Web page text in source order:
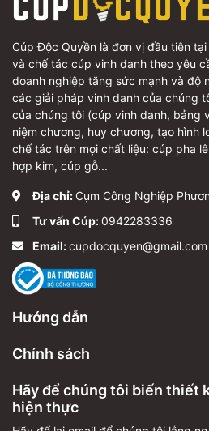
Cúp Độc Quyền là đơn vị đầu tiên
và chế tác cúp vinh danh theo yêu
doanh nghiệp tăng sức mạnh và độ
các giải pháp vinh danh của chúng
của chúng tôi (cúp vinh danh, bảng
niệm chương, huy chương, tạo hình
chế tác trên mọi chất liệu: cúp pha
hợp kim, cúp gỗ...
Địa chỉ: Cụm Công Nghiệp
Tư vấn Cúp:0942283336
Email:cupdocquyen@gmail.com
Hướng dẫn
Chính sách
Hãy để chúng tôi biến thiết
hiện thực